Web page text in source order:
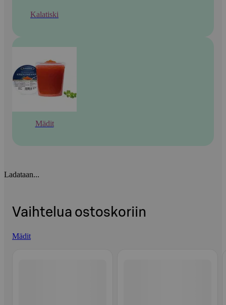
Kalatiski
Mädit
Ladataan...
Vaihtelua ostoskoriin
Mädit